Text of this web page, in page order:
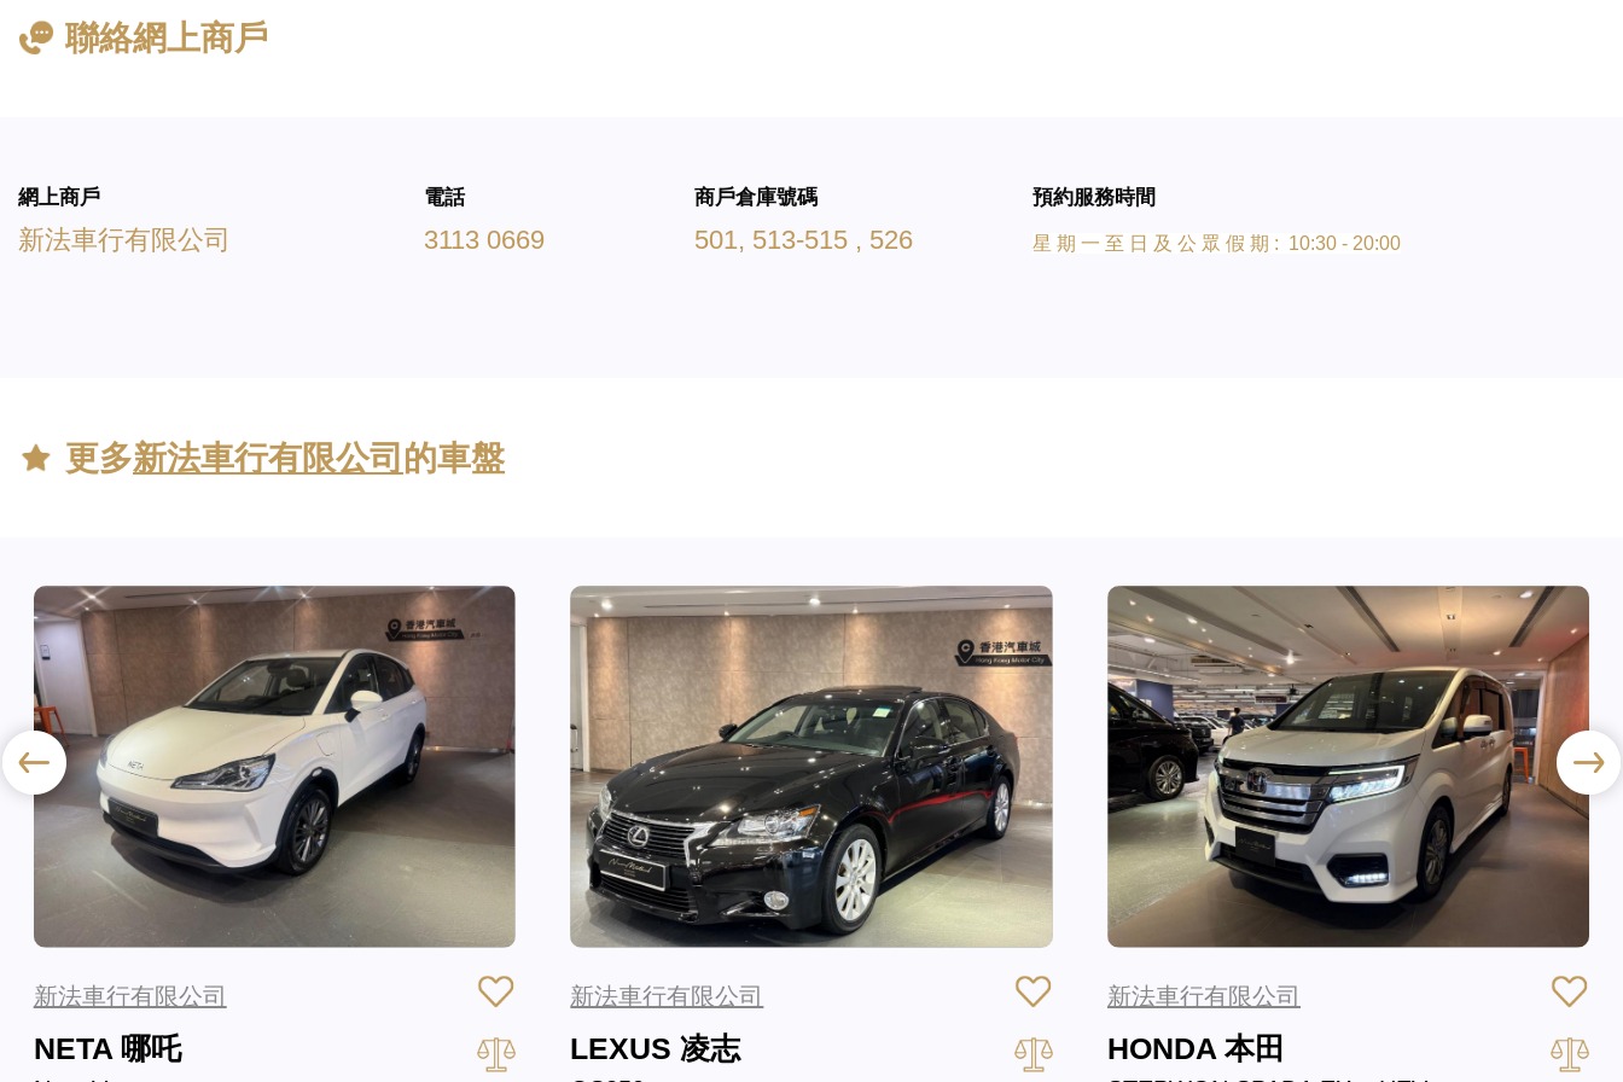
聯絡網上商戶
網上商戶
新法車行有限公司
電話
3113 0669
商戶倉庫號碼
501, 513-515 , 526
預約服務時間
星 期 一 至 日 及 公 眾 假 期 : 10:30 - 20:00
更多新法車行有限公司 的車盤
新法車行有限公司
NETA 哪吒
新法車行有限公司
LEXUS 凌志
新法車行有限公司
HONDA 本田